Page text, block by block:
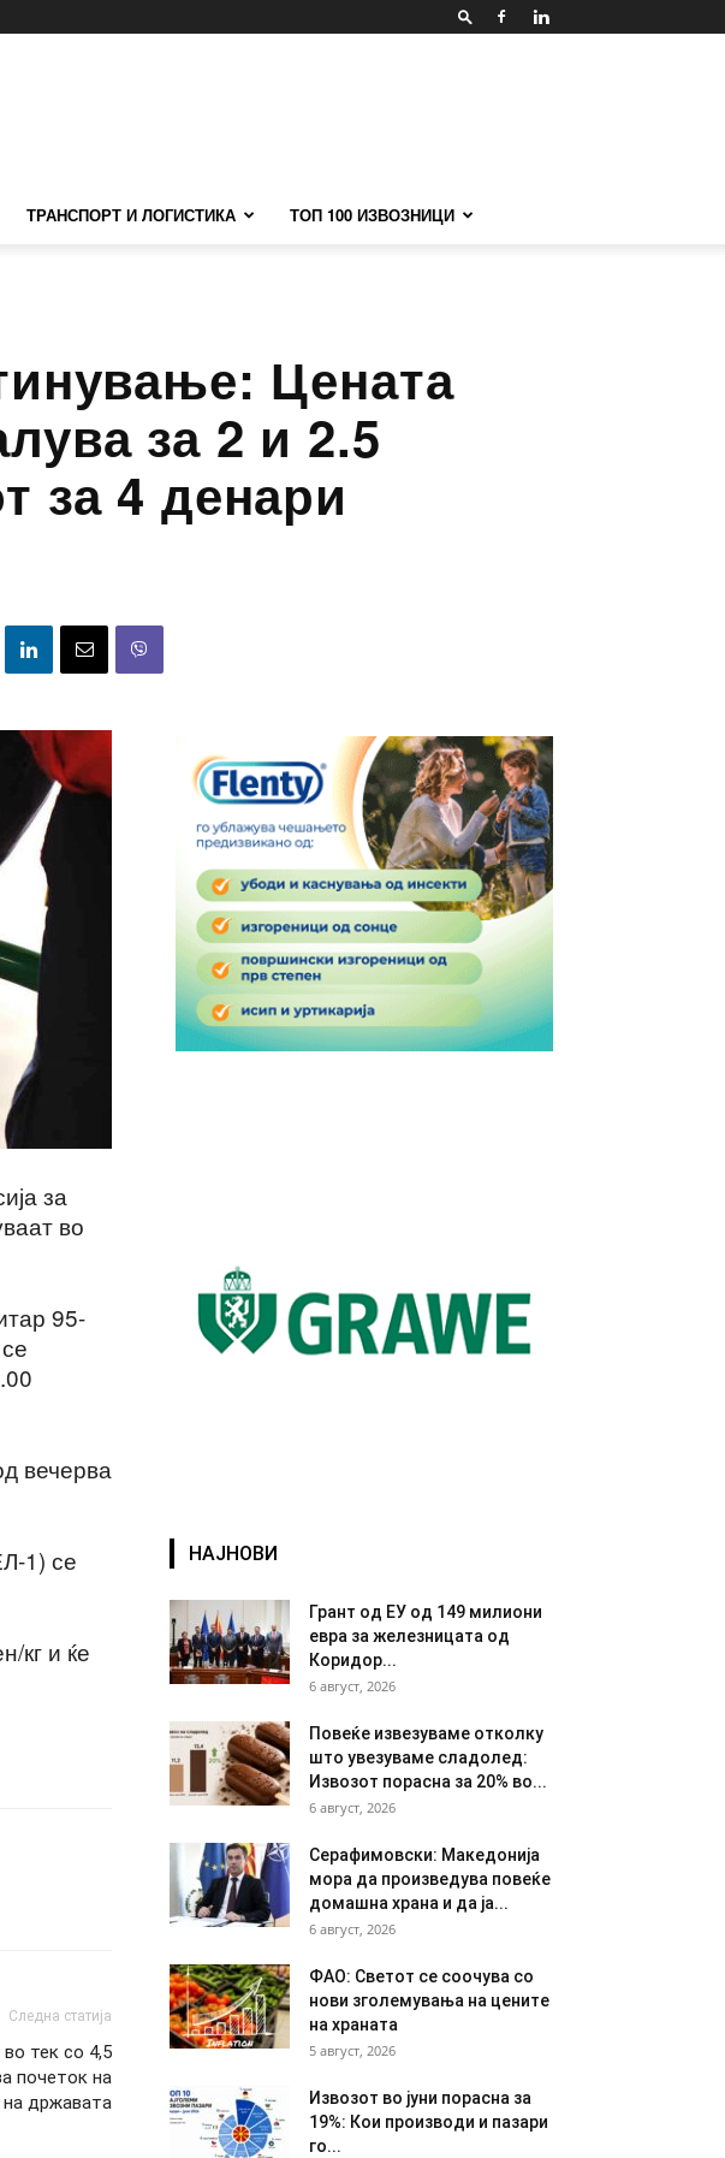
ТРАНСПОРТ И ЛОГИСТИКА ТОП 100 ИЗВОЗНИЦИ
Цената
за 2 и 2.5
за 4 денари
за
во
95-
вечерва
1) се
кг и ќе
Следна статија
тек со 4,5
почеток на
државата
НАЈНОВИ
Грант од ЕУ од 149 милиони
евра за железницата од
Коридор...
6 август, 2026
Повеќе извезуваме отколку
што увезуваме сладолед:
Извозот порасна за 20% во...
6 август, 2026
Серафимовски: Македонија
мора да произведува повеќе
домашна храна и да ја...
6 август, 2026
ФАО: Светот се соочува со
нови зголемувања на цените
на храната
5 август, 2026
Извозот во јуни порасна за
19%: Кои производи и пазари
го...